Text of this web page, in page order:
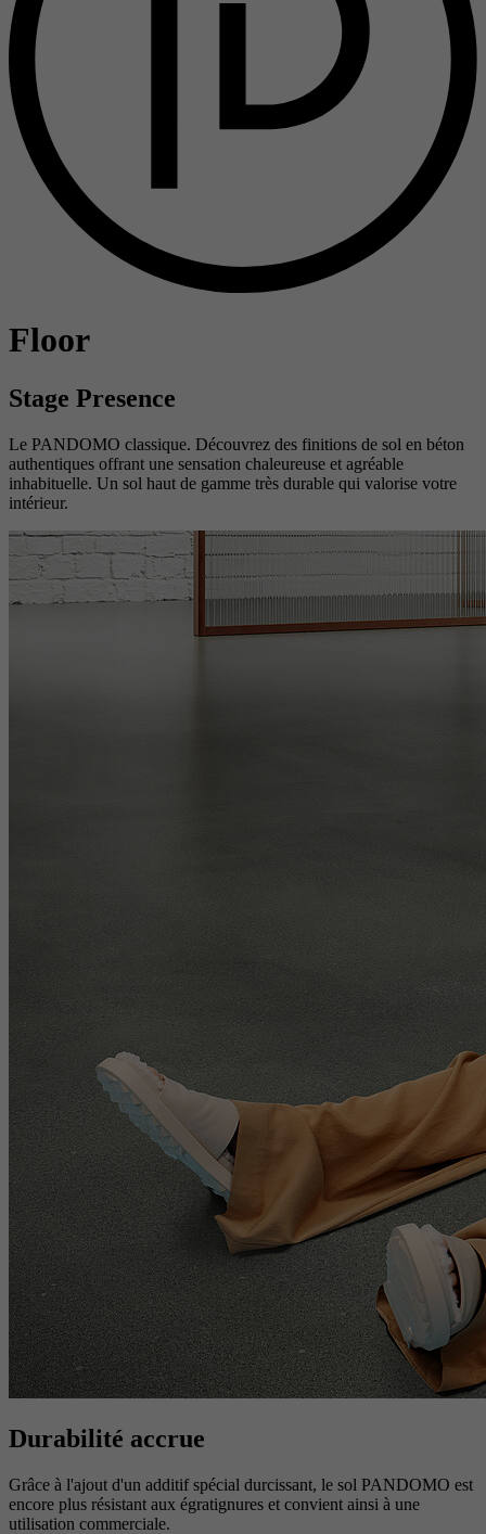
Floor
Stage Presence
Le PANDOMO classique. Découvrez des finitions de sol en béton
authentiques offrant une sensation chaleureuse et agréable
inhabituelle. Un sol haut de gamme très durable qui valorise votre
intérieur.
Durabilité accrue
Grâce à l'ajout d'un additif spécial durcissant, le sol PANDOMO est
encore plus résistant aux égratignures et convient ainsi à une
utilisation commerciale.